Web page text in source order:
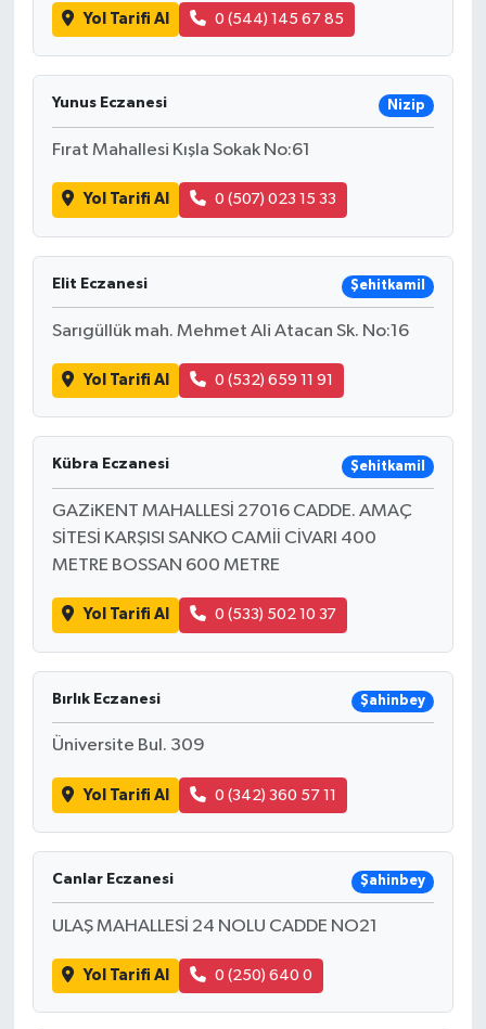
Yol Tarifi Al 0 (544) 145 67 85
Yunus Eczanesi Nizip
Fırat Mahallesi Kışla Sokak No:61
Yol Tarifi Al 0 (507) 023 15 33
Elit Eczanesi Şehitkamil
Sarıgüllük mah. Mehmet Ali Atacan Sk. No:16
Yol Tarifi Al 0 (532) 659 11 91
Kübra Eczanesi Şehitkamil
GAZiKENT MAHALLESİ 27016 CADDE. AMAÇ
SİTESİ KARŞISI SANKO CAMİİ CİVARI 400
METRE BOSSAN 600 METRE
Yol Tarifi Al 0 (533) 502 10 37
Bırlık Eczanesi Şahinbey
Üniversite Bul. 309
Yol Tarifi Al 0 (342) 360 57 11
Canlar Eczanesi Şahinbey
ULAŞ MAHALLESİ 24 NOLU CADDE NO21
Yol Tarifi Al 0 (250) 640 0